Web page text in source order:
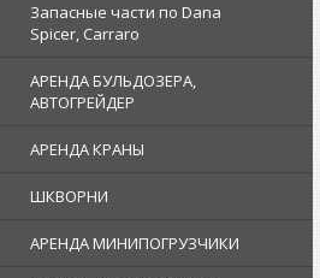
Запасные части по Dana
Spicer, Carraro
АРЕНДА БУЛЬДОЗЕРА,
АВТОГРЕЙДЕР
АРЕНДА КРАНЫ
ШКВОРНИ
АРЕНДА МИНИПОГРУЗЧИКИ